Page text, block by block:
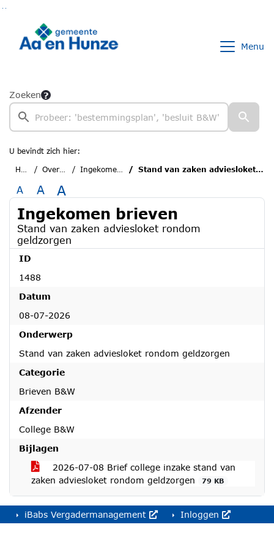
Menu
Zoeken
U bevindt zich hier:
Home
Overzichten Ingekomen brieven Stand van zaken adviesloket rondom geldzorgen
A A A
Ingekomen brieven
Stand van zaken adviesloket rondom
geldzorgen
ID
1488
Datum
08-07-2026
Onderwerp
Stand van zaken adviesloket rondom geldzorgen
Categorie
Brieven B&W
Afzender
College B&W
Bijlagen
2026-07-08 Brief college inzake stand van
zaken adviesloket rondom geldzorgen
79 KB
iBabs Vergadermanagement Inloggen